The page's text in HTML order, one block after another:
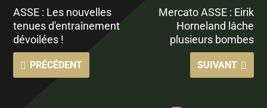
ASSE : Les nouvelles
tenues d'entraînement
dévoilées !
PRÉCÉDENT
Mercato ASSE : Eirik
Horneland lâche
plusieurs bombes
SUIVANT